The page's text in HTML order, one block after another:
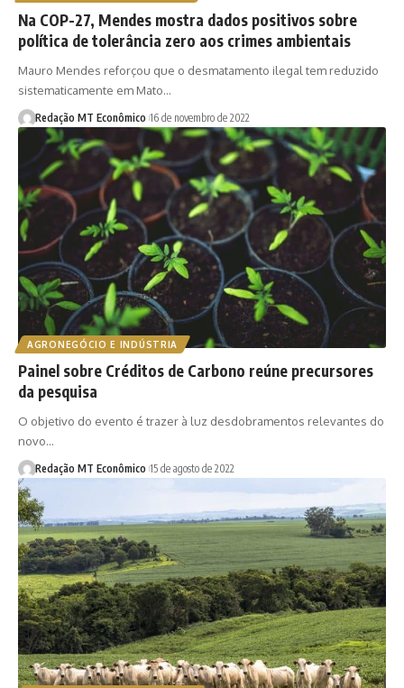
Na COP-27, Mendes mostra dados positivos sobre
política de tolerância zero aos crimes ambientais
Mauro Mendes reforçou que o desmatamento ilegal tem reduzido
sistematicamente em Mato…
Redação MT Econômico 16 de novembro de 2022
AGRONEGÓCIO E INDÚSTRIA
Painel sobre Créditos de Carbono reúne precursores
da pesquisa
O objetivo do evento é trazer à luz desdobramentos relevantes do
novo…
Redação MT Econômico 15 de agosto de 2022